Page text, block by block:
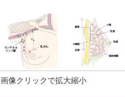
画像クリックで拡大縮小